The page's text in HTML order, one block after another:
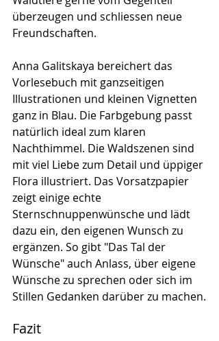
überzeugen und schliessen neue
Freundschaften.
Anna Galitskaya bereichert das
Vorlesebuch mit ganzseitigen
Illustrationen und kleinen Vignetten
ganz in Blau. Die Farbgebung passt
natürlich ideal zum klaren
Nachthimmel. Die Waldszenen sind
mit viel Liebe zum Detail und üppiger
Flora illustriert. Das Vorsatzpapier
zeigt einige echte
Sternschnuppenwünsche und lädt
dazu ein, den eigenen Wunsch zu
ergänzen. So gibt "Das Tal der
Wünsche" auch Anlass, über eigene
Wünsche zu sprechen oder sich im
Stillen Gedanken darüber zu machen.
Fazit